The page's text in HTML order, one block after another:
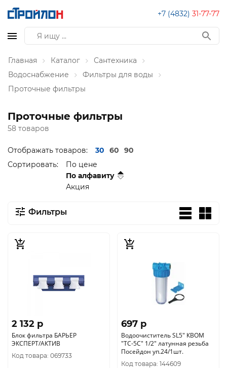
+7 (4832) 31-77-77
Главная Каталог
Сантехника
Водоснабжение
Фильтры для воды
Проточные фильтры
Проточные фильтры
58 товаров
Отображать товаров: 30 60
90
Сортировать:
По цене
По алфавиту
Акция
Фильтры
2 132 p
Блок фильтра БАРЬЕР
ЭКСПЕРТ/АКТИВ
Код товара: 069733
697 p
Водоочиститель SL5" КВОМ
"TC-5C" 1/2" латунная резьба
Посейдон уп.24/1шт.
Код товара: 144609